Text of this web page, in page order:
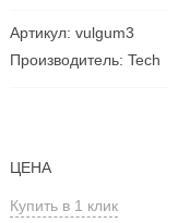
Артикул: vulgum3
Производитель: Tech
ЦЕНА
Купить в 1 клик